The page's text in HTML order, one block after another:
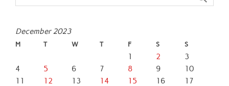
December 2023
M T W T F S S
1 2
3
4
5 6 7 8 9
10
11
12 13 14 15 16
17